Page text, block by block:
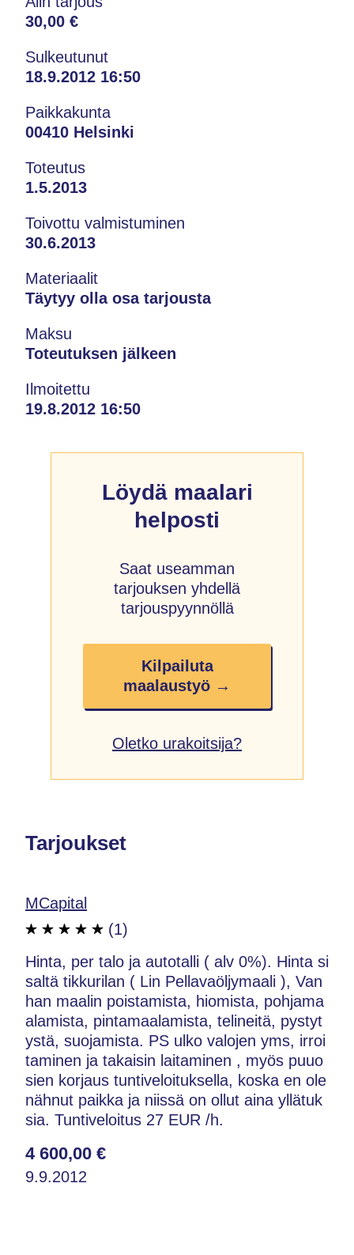
30,00 €
Sulkeutunut
18.9.2012 16:50
Paikkakunta
00410 Helsinki
Toteutus
1.5.2013
Toivottu valmistuminen
30.6.2013
Materiaalit
Täytyy olla osa tarjousta
Maksu
Toteutuksen jälkeen
Ilmoitettu
19.8.2012 16:50
Löydä maalari
helposti
Saat useamman
tarjouksen yhdellä
tarjouspyynnöllä
Kilpailuta
maalaustyö →
Oletko urakoitsija?
Tarjoukset
MCapital
(1)
Hinta, per talo ja autotalli ( alv 0%). Hinta si
saltä tikkurilan ( Lin Pellavaöljymaali ), Van
han maalin poistamista, hiomista, pohjama
alamista, pintamaalamista, telineitä, pystyt
ystä, suojamista. PS ulko valojen yms, irroi
taminen ja takaisin laitaminen , myös puuo
sien korjaus tuntiveloituksella, koska en ole
nähnut paikka ja niissä on ollut aina yllätuk
sia. Tuntiveloitus 27 EUR /h.
4 600,00 €
9.9.2012